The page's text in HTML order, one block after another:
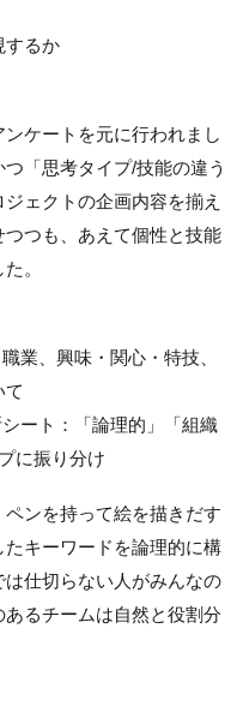
するか
ケートを元に行われまし
「思考タイプ/技能の違う
ェクトの企画内容を揃え
つも、あえて個性と技能
。
業、興味・関心・特技、
て
ート：「論理的」「組織
に振り分け
ンを持って絵を描きだす
キーワードを論理的に構
仕切らない人がみんなの
るチームは自然と役割分